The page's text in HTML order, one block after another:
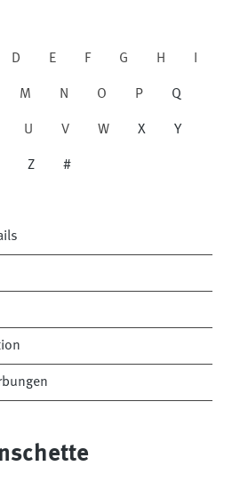
D E F G H
M N O P Q
U V W X Y
Z #